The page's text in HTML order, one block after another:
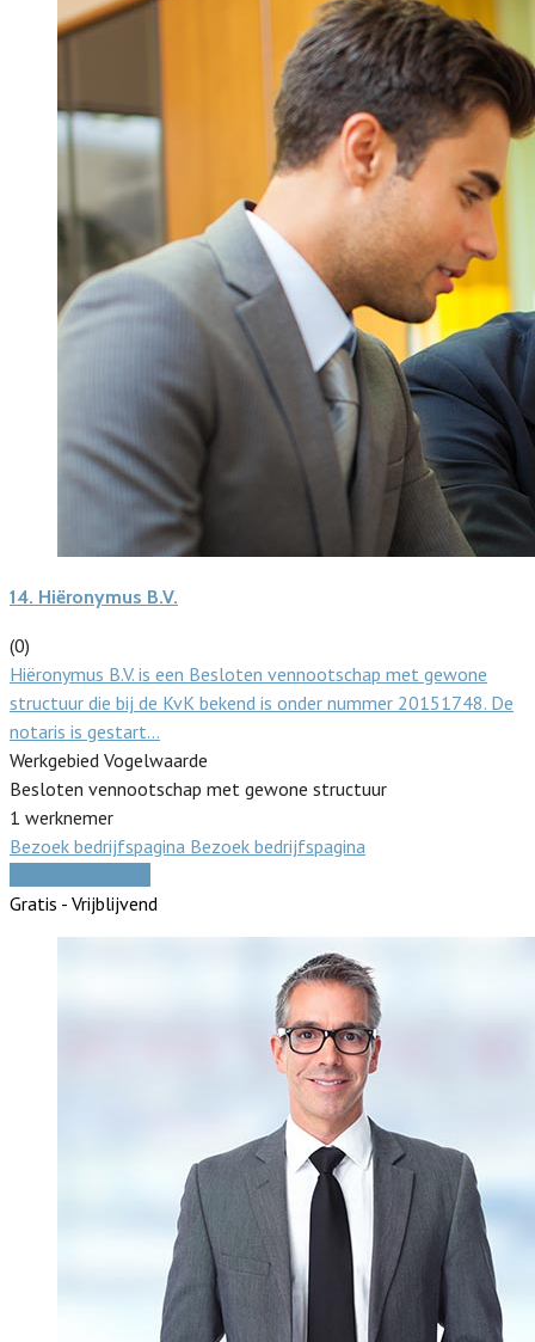
14. Hiëronymus B.V.
(0)
Hiëronymus B.V. is een Besloten vennootschap met gewone
structuur die bij de KvK bekend is onder nummer 20151748. De
notaris is gestart…
Werkgebied Vogelwaarde
Besloten vennootschap met gewone structuur
1 werknemer
Bezoek bedrijfspagina Bezoek bedrijfspagina
Gratis - Vrijblijvend